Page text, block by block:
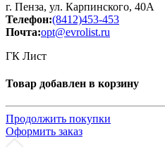
г. Пенза, ул. Карпинского, 40А
Телефон:(8412)453-453
Почта:opt@evrolist.ru
ГК Лист
Товар добавлен в корзину
Продолжить покупки
Оформить заказ